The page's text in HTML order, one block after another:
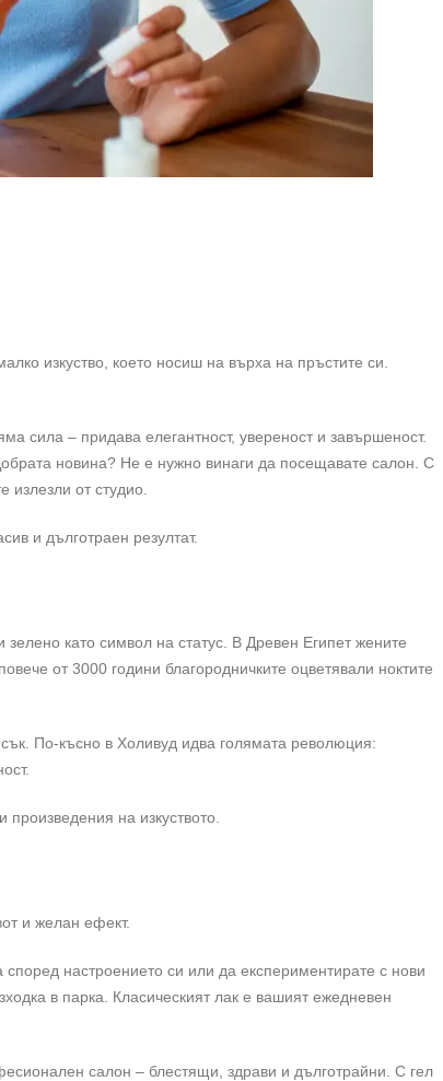
изкуство, което носиш на върха на пръстите си.
– придава елегантност, увереност и завършеност.
новина? Не е нужно винаги да посещавате салон. С
излезли от студио.
и дълготраен резултат.
като символ на статус. В Древен Египет жените
от 3000 години благородничките оцветявали ноктите
По-късно в Холивуд идва голямата революция:
произведения на изкуството.
и желан ефект.
настроението си или да експериментирате с нови
в парка. Класическият лак е вашият ежедневен
салон – блестящи, здрави и дълготрайни. С гел